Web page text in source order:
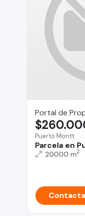
Portal de
Puerto Montt
Parcela en
20000 m2